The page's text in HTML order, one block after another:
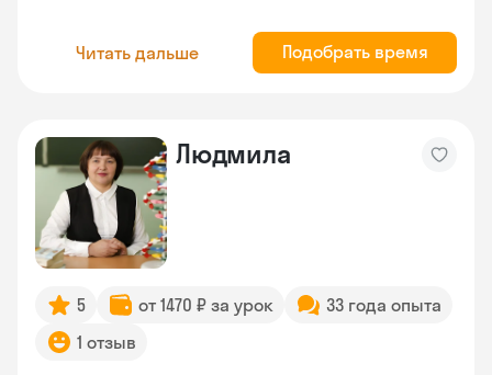
Читать дальше Подобрать время
Людмила
5 от 1470 ₽ за урок
33 года опыта
1 отзыв